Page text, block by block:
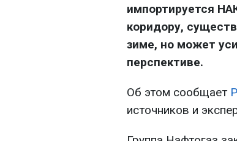
импортируется
коридору,
зиме, но может
перспективе.
Об этом сообщает
источников и